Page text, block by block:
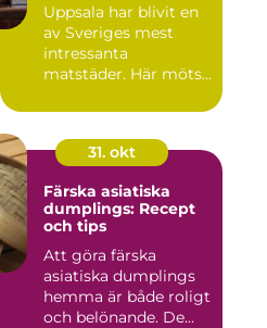
Uppsala har blivit en
av Sveriges mest
intressanta
matstäder. Här möts
31. okt
Färska asiatiska
dumplings: Recept
och tips
Att göra färska
asiatiska dumplings
hemma är både roligt
och belönande. De...